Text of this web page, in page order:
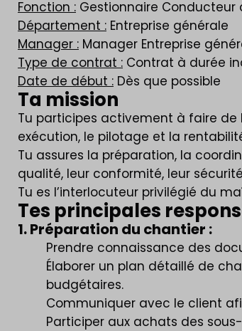
Fonction : Gestionnaire
Département : Entreprise générale
Manager : Manager Entreprise
Type de contrat : Contrat à durée
Date de début : Dès que possible
Ta mission
Tu participes activement à faire de
exécution, le pilotage et la
Tu assures la préparation, la
qualité, leur conformité, leur
Tu es l’interlocuteur privilégié du
Tes principales
1. Préparation du chantier :
Prendre connaissance des
Élaborer un plan détaillé de
budgétaires.
Communiquer avec le client
Participer aux achats des